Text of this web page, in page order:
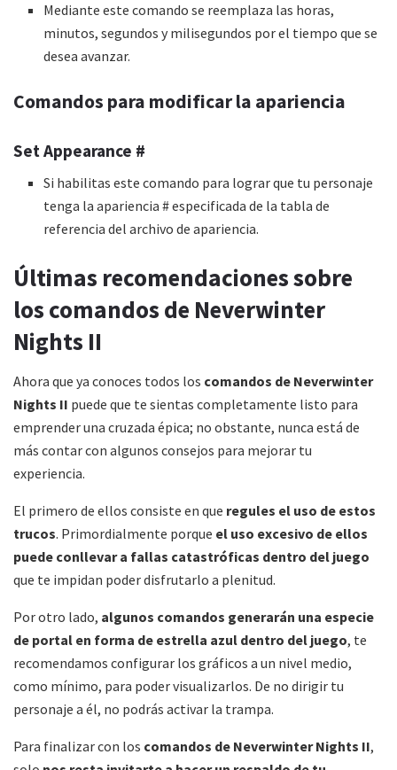
Mediante este comando se reemplaza las horas,
minutos, segundos y milisegundos por el tiempo que se
desea avanzar.
Comandos para modificar la apariencia
Set Appearance #
Si habilitas este comando para lograr que tu personaje
tenga la apariencia # especificada de la tabla de
referencia del archivo de apariencia.
Últimas recomendaciones sobre
los comandos de Neverwinter
Nights II
Ahora que ya conoces todos los comandos de Neverwinter
Nights II puede que te sientas completamente listo para
emprender una cruzada épica; no obstante, nunca está de
más contar con algunos consejos para mejorar tu
experiencia.
El primero de ellos consiste en que regules el uso de estos
trucos. Primordialmente porque el uso excesivo de ellos
puede conllevar a fallas catastróficas dentro del juego
que te impidan poder disfrutarlo a plenitud.
Por otro lado, algunos comandos generarán una especie
de portal en forma de estrella azul dentro del juego, te
recomendamos configurar los gráficos a un nivel medio,
como mínimo, para poder visualizarlos. De no dirigir tu
personaje a él, no podrás activar la trampa.
Para finalizar con los comandos de Neverwinter Nights II,